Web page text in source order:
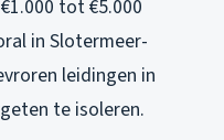
tot €5.000
in Slotermeer-
leidingen in
te isoleren.